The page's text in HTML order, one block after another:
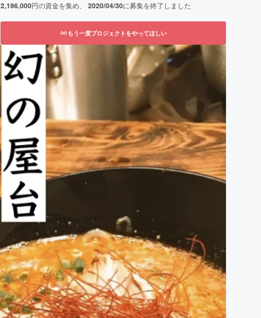
2,196,000円の資金を集め、 2020/04/30に募集を終了しました
もう一度プロジェクトをやってほしい